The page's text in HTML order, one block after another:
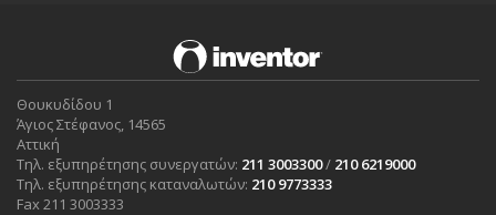
Θουκυδίδου 1
Άγιος Στέφανος, 14565
Αττική
Τηλ. εξυπηρέτησης συνεργατών: 211 3003300/ 210 6219000
Τηλ. εξυπηρέτησης καταναλωτών: 210 9773333
Fax 211 3003333